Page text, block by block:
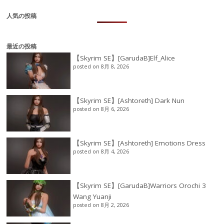
人気の投稿
最近の投稿
【Skyrim SE】[GarudaB]Elf_Alice
posted on 8月 8, 2026
【Skyrim SE】[Ashtoreth] Dark Nun
posted on 8月 6, 2026
【Skyrim SE】[Ashtoreth] Emotions Dress
posted on 8月 4, 2026
【Skyrim SE】[GarudaB]Warriors Orochi 3
Wang Yuanji
posted on 8月 2, 2026